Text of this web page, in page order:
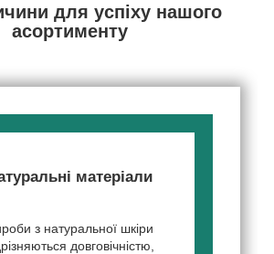
для успіху нашого
асортименту
матеріали
з натуральної шкіри
довговічністю,